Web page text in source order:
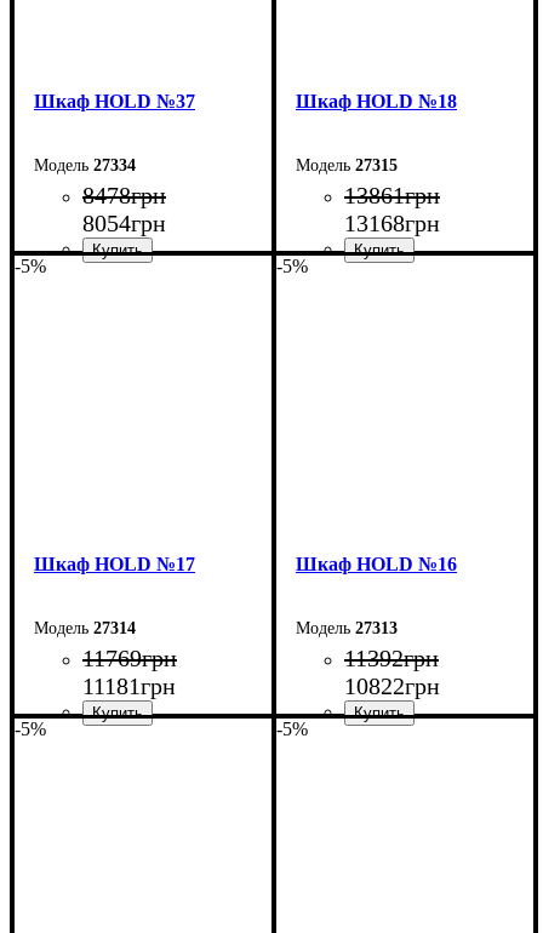
Шкаф НOLD №37
27334
8478грн
8054грн
Шкаф НOLD №18
27315
13861грн
13168грн
-5%
Шкаф НOLD №17
27314
11769грн
11181грн
-5%
Шкаф НOLD №16
27313
11392грн
10822грн
-5% -5%